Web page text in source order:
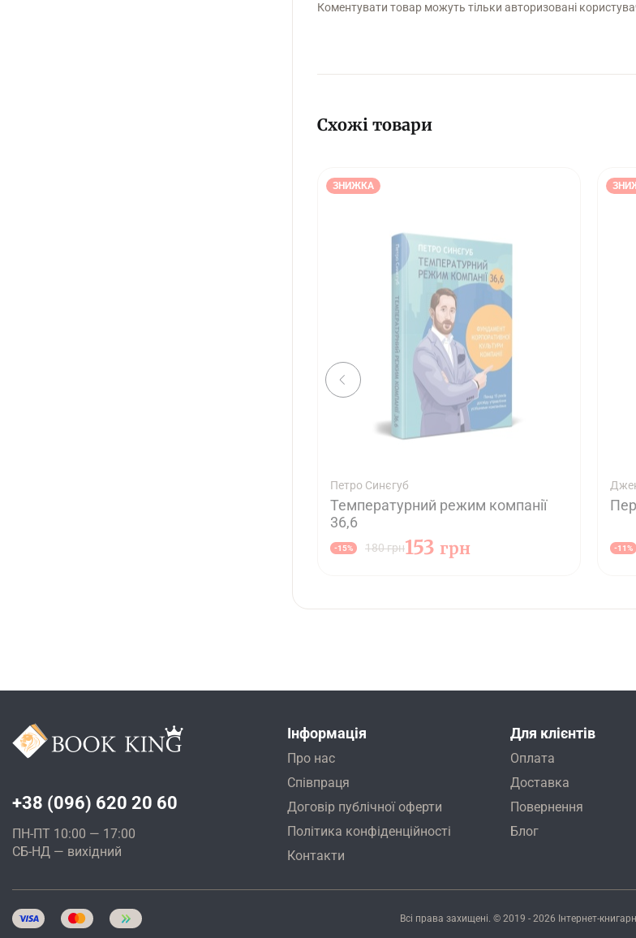
Коментувати товар можуть тільки авторизовані
Схожі товари
ЗНИЖКА
Петро Синєгуб
Температурний режим компанії
36,6
180 грн
-15% 153 грн -11%
+38 (096) 620 20 60
ПН-ПТ 10:00 — 17:00
СБ-НД — вихідний
Інформація
Про нас
Співпраця
Договір публічної оферти
Політика конфіденційності
Контакти
Для клієнтів
Оплата
Доставка
Повернення
Блог
Всі права захищені. © 2019 - 2026 Інтернет-